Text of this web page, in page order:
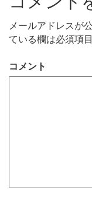
メールアドレスが
ている欄は必須項
コメント